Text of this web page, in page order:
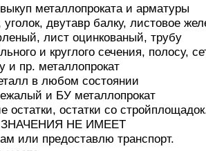
металлопроката и арматуры
двутавр балку, листовое
лист оцинкованый, трубу
и круглого сечения, полосу,
и пр. металлопрокат
в любом состоянии
и БУ металлопрокат
остатки, остатки со
НЕ ИМЕЕТ
или предоставлю транспорт.